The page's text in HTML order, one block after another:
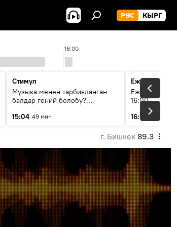
РУС КЫРГ
16:00
Стимул
Музыка менен тарбияланган
балдар гений болобу?
музыканын орду
15:04 49 мин
Ежедневные
Ежедневные
16:00
16:01
3 мин
г. Бишкек 89.3